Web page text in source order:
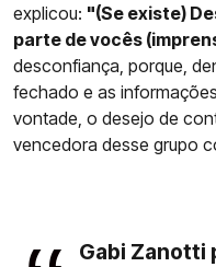
explicou: "(Se existe)
parte de vocês
desconfiança, porque,
fechado e as
vontade, o desejo de
vencedora desse grupo
Gabi Zanotti